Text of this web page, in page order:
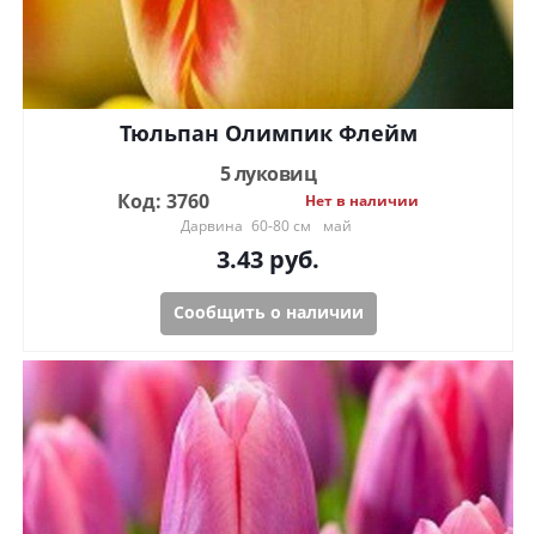
Тюльпан Олимпик Флейм
5 луковиц
Код: 3760
Нет в наличии
Дарвина 60-80 см май
3.43 руб.
Сообщить о наличии